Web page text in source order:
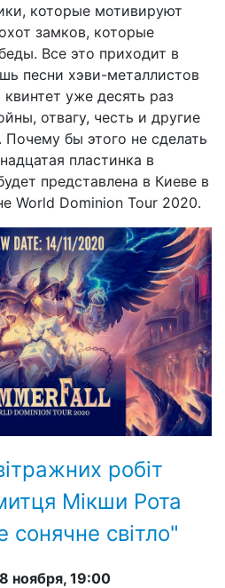
которые мотивируют
замков, которые
Все это приходит в
песни хэви-металлистов
уже десять раз
отвагу, честь и другие
бы этого не сделать
пластинка в
представлена ​​в Киеве в
World Dominion Tour 2020.
робіт
Мікши Рота
сонячне світло"
ноября, 19:00